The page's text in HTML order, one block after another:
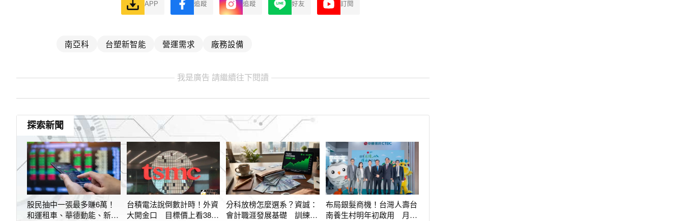
APP 追蹤 追蹤 好友 訂閱
南亞科 台塑新智能 營運需求 廠務設備
我是廣告 請繼續往下閱讀
探索新聞
股民抽中一張最多賺6萬！
和運租車、華德動能、新應
台積電法說倒數計時！外資
大開金口 目標價上看3800
分科放榜怎麼選系？資誠：
會計職涯發展基礎 訓練看
布局銀髮商機！台灣人壽台
南養生村明年初啟用 月繳